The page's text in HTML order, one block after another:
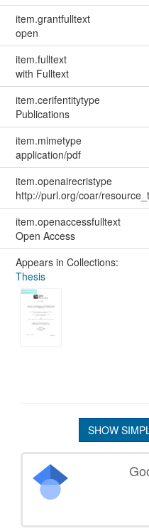
item.grantfulltext
open
item.fulltext
with Fulltext
item.cerifentitytype
Publications
item.mimetype
application/pdf
item.openairecristype
http://purl.org/coar/
item.openaccessfulltext
Open Access
Appears in Collections:
Thesis
SHOW